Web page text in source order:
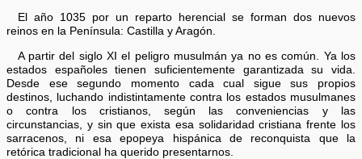
El año 1035 por un reparto herencial se forman dos nuevos
reinos en la Península: Castilla y Aragón.
A partir del siglo XI el peligro musulmán ya no es común. Ya los
estados españoles tienen suficientemente garantizada su vida.
Desde ese segundo momento cada cual sigue sus propios
destinos, luchando indistintamente contra los estados musulmanes
o contra los cristianos, según las conveniencias y las
circunstancias, y sin que exista esa solidaridad cristiana frente los
sarracenos, ni esa epopeya hispánica de reconquista que la
retórica tradicional ha querido presentarnos.